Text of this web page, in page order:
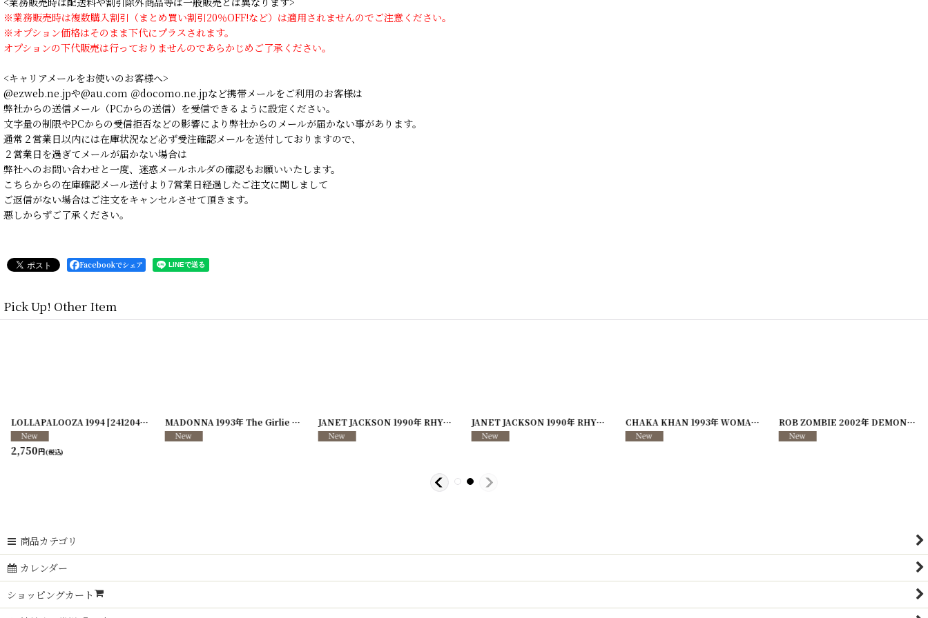
※業務販売時は複数購入割引（まとめ買い割引20％OFF!など）は適用されませんのでご注意ください。
※オプション価格はそのまま下代にプラスされます。
オプションの下代販売は行っておりませんのであらかじめご了承ください。
<キャリアメールをお使いのお客様へ>
@ezweb.ne.jpや@au.com ＠docomo.ne.jpなど携帯メールをご利用のお客様は
弊社からの送信メール（PCからの送信）を受信できるように設定ください。
文字量の制限やPCからの受信拒否などの影響により弊社からのメールが届かない事があります。
通常２営業日以内には在庫状況など必ず受注確認メールを送付しておりますので、
２営業日を過ぎてメールが届かない場合は
弊社へのお問い合わせと一度、迷惑メールホルダの確認もお願いいたします。
こちらからの在庫確認メール送付より7営業日経過したご注文に関しまして
ご返信がない場合はご注文をキャンセルさせて頂きます。
悪しからずご了承ください。
Facebookでシェア
Pick Up! Other Item
[241204-02]
LOLLAPALOOZA 1994[241204-01
2,750円(税込)
MADONNA 1993年 The Girlie Show Tour [241204-13] JANET JACKSON 1990年 RHYTHM NATION WORLD TOUR [241204-15
JANET JACKSON 1990年 RHYTHM NATION WORLD TOUR [241204-17
CHAKA KHAN 1993年 WOMAN I AM TOUR [241204-18] ROB ZOMBIE 2002年 DEMON SPEEDING TOUR
商品カテゴリ
カレンダー
ショッピングカート